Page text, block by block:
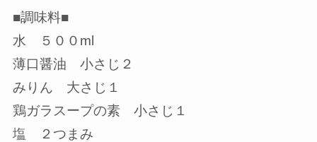
■調味料■
水 ５００ml
薄口醤油 小さじ２
みりん 大さじ１
鶏ガラスープの素 小さじ１
塩 ２つまみ